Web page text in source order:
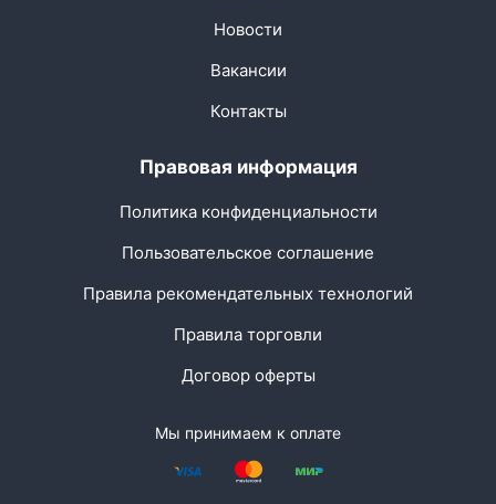
Новости
Вакансии
Контакты
Правовая информация
Политика конфиденциальности
Пользовательское соглашение
Правила рекомендательных технологий
Правила торговли
Договор оферты
Мы принимаем к оплате